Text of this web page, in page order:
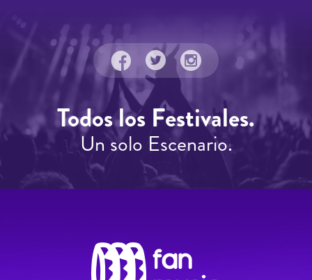
Todos los Festivales.
Un solo Escenario.